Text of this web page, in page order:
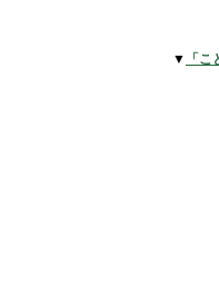
▼ 「